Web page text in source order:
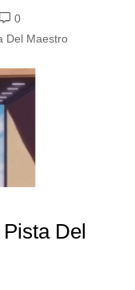
0
Del Maestro
Del